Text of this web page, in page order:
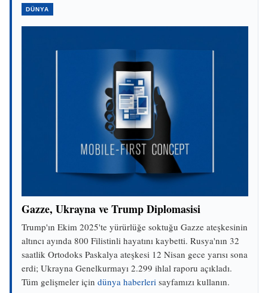
DÜNYA
Gazze, Ukrayna ve Trump Diplomasisi
Trump'ın Ekim 2025'te yürürlüğe soktuğu Gazze ateşkesinin
altıncı ayında 800 Filistinli hayatını kaybetti. Rusya'nın 32
saatlik Ortodoks Paskalya ateşkesi 12 Nisan gece yarısı sona
erdi; Ukrayna Genelkurmayı 2.299 ihlal raporu açıkladı.
Tüm gelişmeler için dünya haberleri sayfamızı kullanın.